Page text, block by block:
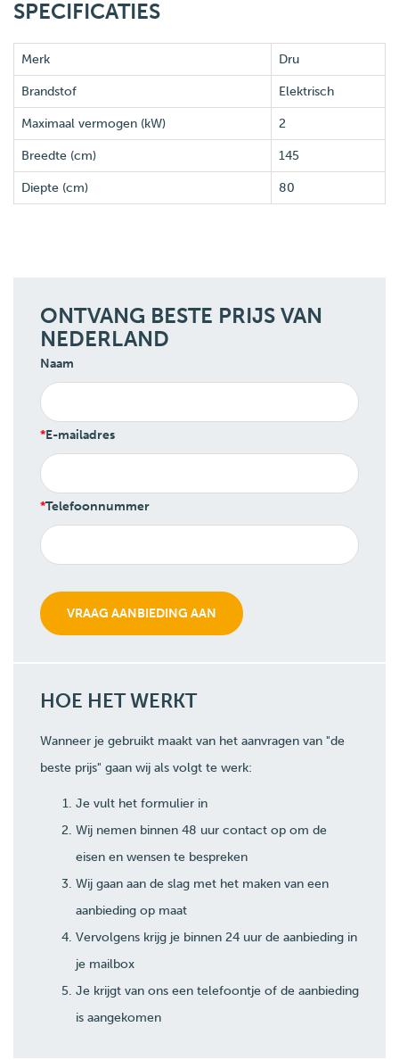
SPECIFICATIES
Merk Dru
Brandstof Elektrisch
Maximaal vermogen (kW) 2
Breedte (cm) 145
Diepte (cm) 80
ONTVANG BESTE PRIJS VAN
NEDERLAND
Naam
E-mailadres
Telefoonnummer
HOE HET WERKT
Wanneer je gebruikt maakt van het aanvragen van "de
beste prijs" gaan wij als volgt te werk:
Je vult het formulier in
Wij nemen binnen 48 uur contact op om de
eisen en wensen te bespreken
Wij gaan aan de slag met het maken van een
aanbieding op maat
Vervolgens krijg je binnen 24 uur de aanbieding in
je mailbox
Je krijgt van ons een telefoontje of de aanbieding
is aangekomen